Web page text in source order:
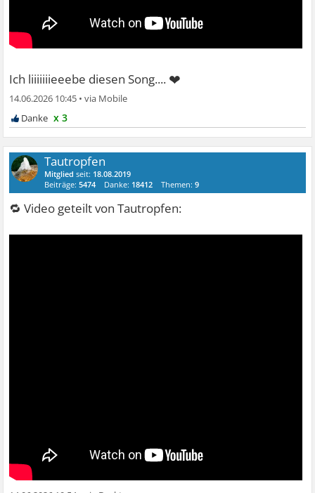
Ich liiiiiiieeebe diesen Song.... ❤
14.06.2026 10:45 •
x 3
Tautropfen
Mitglied seit: 18.08.2019
Beiträge:5474 Danke: 18412 Themen:9
🔁 Video geteilt von Tautropfen: